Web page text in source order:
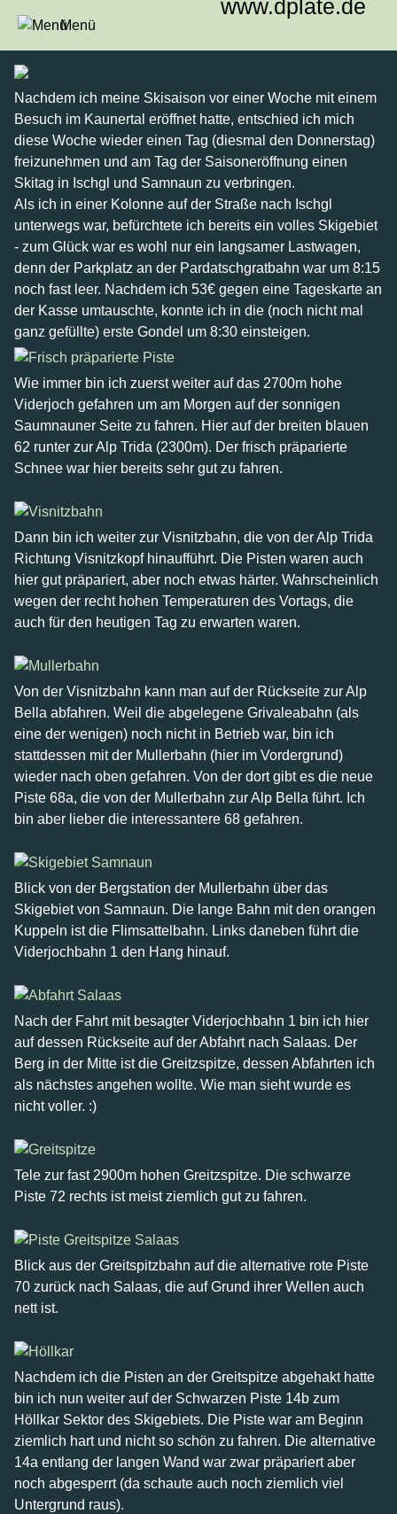
Ischgl - Samnaun
23.11.2017
Nachdem ich meine Skisaison vor einer Woche mit einem
Besuch im Kaunertal eröffnet hatte, entschied ich mich
diese Woche wieder einen Tag (diesmal den Donnerstag)
freizunehmen und am Tag der Saisoneröffnung einen
Skitag in Ischgl und Samnaun zu verbringen.
Als ich in einer Kolonne auf der Straße nach Ischgl
unterwegs war, befürchtete ich bereits ein volles Skigebiet
- zum Glück war es wohl nur ein langsamer Lastwagen,
denn der Parkplatz an der Pardatschgratbahn war um 8:15
noch fast leer. Nachdem ich 53€ gegen eine Tageskarte an
der Kasse umtauschte, konnte ich in die (noch nicht mal
ganz gefüllte) erste Gondel um 8:30 einsteigen.
Wie immer bin ich zuerst weiter auf das 2700m hohe
Viderjoch gefahren um am Morgen auf der sonnigen
Saumnauner Seite zu fahren. Hier auf der breiten blauen
62 runter zur Alp Trida (2300m). Der frisch präparierte
Schnee war hier bereits sehr gut zu fahren.
Dann bin ich weiter zur Visnitzbahn, die von der Alp Trida
Richtung Visnitzkopf hinaufführt. Die Pisten waren auch
hier gut präpariert, aber noch etwas härter. Wahrscheinlich
wegen der recht hohen Temperaturen des Vortags, die
auch für den heutigen Tag zu erwarten waren.
Von der Visnitzbahn kann man auf der Rückseite zur Alp
Bella abfahren. Weil die abgelegene Grivaleabahn (als
eine der wenigen) noch nicht in Betrieb war, bin ich
stattdessen mit der Mullerbahn (hier im Vordergrund)
wieder nach oben gefahren. Von der dort gibt es die neue
Piste 68a, die von der Mullerbahn zur Alp Bella führt. Ich
bin aber lieber die interessantere 68 gefahren.
Blick von der Bergstation der Mullerbahn über das
Skigebiet von Samnaun. Die lange Bahn mit den orangen
Kuppeln ist die Flimsattelbahn. Links daneben führt die
Viderjochbahn 1 den Hang hinauf.
Nach der Fahrt mit besagter Viderjochbahn 1 bin ich hier
auf dessen Rückseite auf der Abfahrt nach Salaas. Der
Berg in der Mitte ist die Greitzspitze, dessen Abfahrten ich
als nächstes angehen wollte. Wie man sieht wurde es
nicht voller. :)
Tele zur fast 2900m hohen Greitzspitze. Die schwarze
Piste 72 rechts ist meist ziemlich gut zu fahren.
Blick aus der Greitspitzbahn auf die alternative rote Piste
70 zurück nach Salaas, die auf Grund ihrer Wellen auch
nett ist.
Nachdem ich die Pisten an der Greitspitze abgehakt hatte
bin ich nun weiter auf der Schwarzen Piste 14b zum
Höllkar Sektor des Skigebiets. Die Piste war am Beginn
ziemlich hart und nicht so schön zu fahren. Die alternative
14a entlang der langen Wand war zwar präpariert aber
noch abgesperrt (da schaute auch noch ziemlich viel
Untergrund raus).
Menü
www.dplate.de